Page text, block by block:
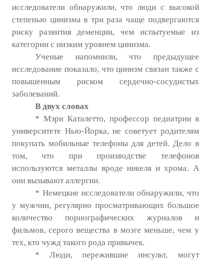
исследователи обнаружили, что люди с высокой
степенью цинизма в три раза чаще подвергаются
риску развития деменции, чем испытуемые из
категории с низким уровнем цинизма.
Ученые напомнили, что предыдущее
исследование показало, что цинизм связан также с
повышенным риском сердечно-сосудистых
заболеваний.
В двух словах
* Мэри Каталетто, профессор педиатрии в
университете Нью-Йорка, не советует родителям
покупать мобильные телефоны для детей. Дело в
том, что при производстве телефонов
используются металлы вроде никеля и хрома. А
они вызывают аллергии.
* Немецкие исследователи обнаружили, что
у мужчин, регулярно просматривающих большое
количество порнографических журналов и
фильмов, серого вещества в мозге меньше, чем у
тех, кто чужд такого рода привычек.
* Люди, пережившие инсульт, могут